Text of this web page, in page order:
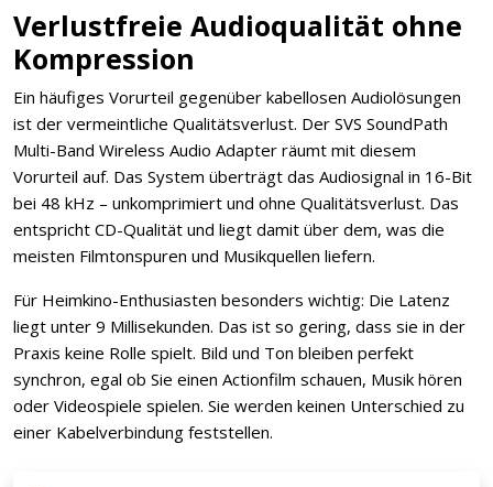
Verlustfreie Audioqualität ohne
Kompression
Ein häufiges Vorurteil gegenüber kabellosen Audiolösungen
ist der vermeintliche Qualitätsverlust. Der SVS SoundPath
Multi-Band Wireless Audio Adapter räumt mit diesem
Vorurteil auf. Das System überträgt das Audiosignal in 16-Bit
bei 48 kHz – unkomprimiert und ohne Qualitätsverlust. Das
entspricht CD-Qualität und liegt damit über dem, was die
meisten Filmtonspuren und Musikquellen liefern.
Für Heimkino-Enthusiasten besonders wichtig: Die Latenz
liegt unter 9 Millisekunden. Das ist so gering, dass sie in der
Praxis keine Rolle spielt. Bild und Ton bleiben perfekt
synchron, egal ob Sie einen Actionfilm schauen, Musik hören
oder Videospiele spielen. Sie werden keinen Unterschied zu
einer Kabelverbindung feststellen.